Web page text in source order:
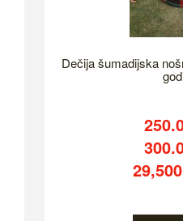
Dečija šumadijska